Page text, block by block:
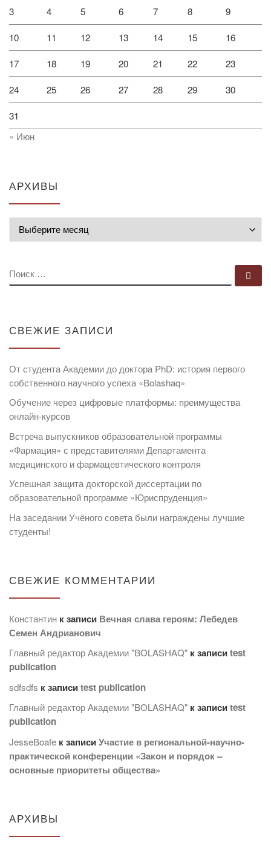
3 4 5 6 7 8 9
10 11 12 13 14 15 16
17 18 19 20 21 22 23
24 25 26 27 28 29 30
31
« Июн
АРХИВЫ
ПОИСК
СВЕЖИЕ ЗАПИСИ
От студента Академии до доктора PhD: история первого
собственного научного успеха «Bolashaq»
Обучение через цифровые платформы: преимущества
онлайн-курсов
Встреча выпускников образовательной программы
«Фармация» с представителями Департамента
медицинского и фармацевтического контроля
Успешная защита докторской диссертации по
образовательной программе «Юриспруденция»
На заседании Учёного совета были награждены лучшие
студенты!
СВЕЖИЕ КОММЕНТАРИИ
Константин к записи Вечная слава героям: Лебедев
Семен Андрианович
Главный редактор Академии "BOLASHAQ" к записиtest
publication
sdfsdfs к записиtest publication
Главный редактор Академии "BOLASHAQ" к записиtest
publication
JesseBoafe к записиУчастие в региональной-научно-
практической конференции «Закон и порядок –
основные приоритеты общества»
АРХИВЫ